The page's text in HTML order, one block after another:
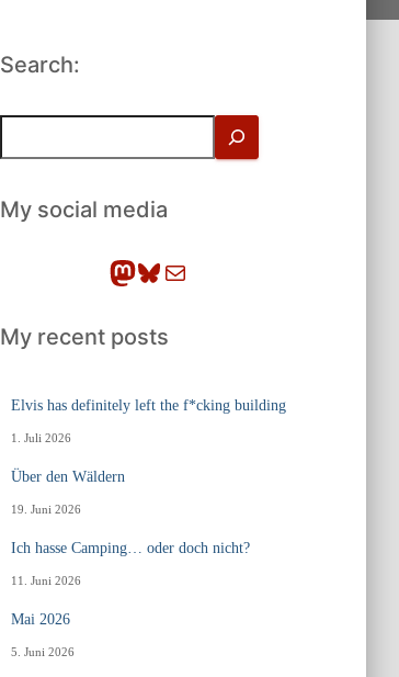
Search:
h
eMy social media
Mastodon Bluesky E-Mail
My recent posts
Elvis has definitely left the f*cking building
1. Juli 2026
Über den Wäldern
19. Juni 2026
Ich hasse Camping… oder doch nicht?
11. Juni 2026
Mai 2026
5. Juni 2026